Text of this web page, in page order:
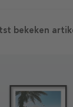
bekeken